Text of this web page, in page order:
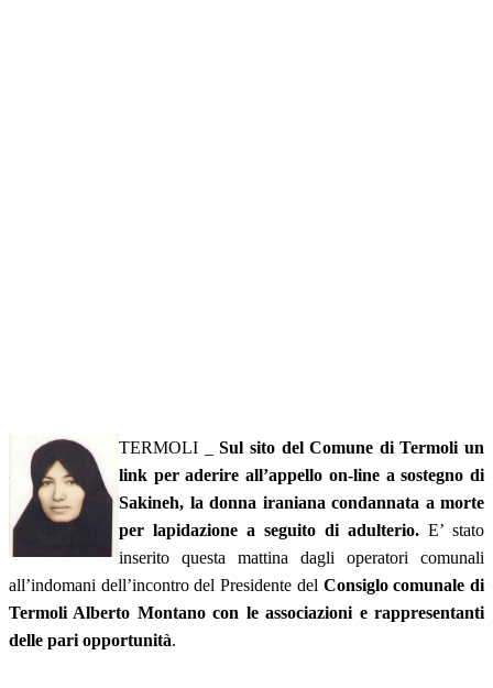
TERMOLI _Sul sito del Comune di Termoli un
link per aderire all’appello on-line a sostegno di
Sakineh, la donna iraniana condannata a morte
per lapidazione a seguito di adulterio. E’ stato
inserito questa mattina dagli operatori comunali
all’indomani dell’incontro del Presidente del Consiglo comunale di
Termoli Alberto Montano con le associazioni e rappresentanti
delle pari opportunità.